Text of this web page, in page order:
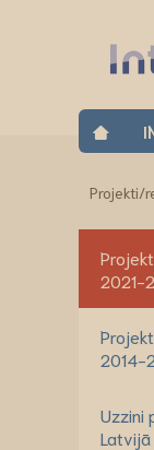
Projekti/
2021-
2014-
Uzzini
Latvijā